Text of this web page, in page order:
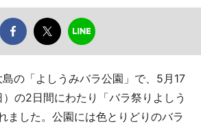
の「よしうみバラ公園」で、5月17
の2日間にわたり「バラ祭りよしう
ました。公園には色とりどりのバラ